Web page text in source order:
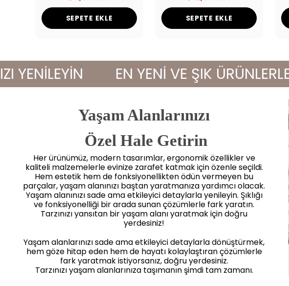
SEPETE EKLE SEPETE EKLE
EN YENİ VE ŞIK ÜRÜNLERLE
Yaşam Alanlarınızı
Özel Hale Getirin
Her ürünümüz, modern tasarımlar, ergonomik özellikler ve
kaliteli malzemelerle evinize zarafet katmak için özenle seçildi.
Hem estetik hem de fonksiyonellikten ödün vermeyen bu
parçalar, yaşam alanınızı baştan yaratmanıza yardımcı olacak.
Yaşam alanınızı sade ama etkileyici detaylarla yenileyin. Şıklığı
ve fonksiyonelliği bir arada sunan çözümlerle fark yaratın.
Tarzınızı yansıtan bir yaşam alanı yaratmak için doğru
yerdesiniz!
Yaşam alanlarınızı sade ama etkileyici detaylarla dönüştürmek,
hem göze hitap eden hem de hayatı kolaylaştıran çözümlerle
fark yaratmak istiyorsanız, doğru yerdesiniz.
Tarzınızı yaşam alanlarınıza taşımanın şimdi tam zamanı.